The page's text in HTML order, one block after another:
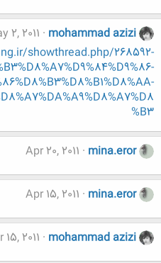
mohammad azizi
2, 2011
showthread.php/268592-
%B3
mina.eror
Apr 20, 2011
mina.eror
Apr 15, 2011
mohammad azizi
2011